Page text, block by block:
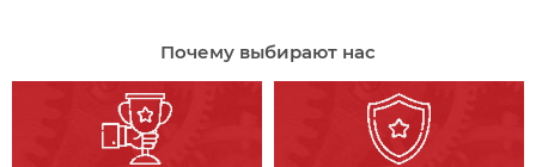
Почему выбирают нас